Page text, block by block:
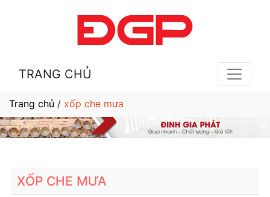
TRANG CHỦ
Trang chủ / xốp che mưa
XỐP CHE MƯA